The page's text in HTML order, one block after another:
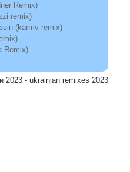
Remix)
remix)
(karmv remix)
Remix)
2023 - ukrainian remixes 2023